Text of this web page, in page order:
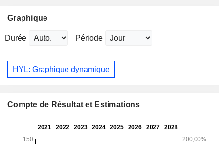
Graphique
Durée Période
HYL: Graphique dynamique
Compte de Résultat et Estimations